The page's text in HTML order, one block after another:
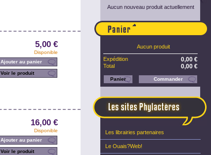
5,00 €
Disponible
Ajouter au panier
Voir le produit
16,00 €
Disponible
Ajouter au panier
Voir le produit
Aucun nouveau produit actuellement
Aucun produit
Expédition 0,00 €
Total 0,00 €
Panier Commander
Les librairies partenaires
Le Ouais?Web!